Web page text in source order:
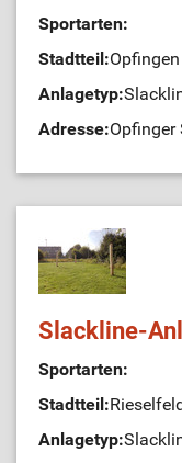
Sportarten:
Stadtteil:Opfingen
Anlagetyp:
Adresse:Opfinger
Slackline-
Sportarten:
Stadtteil:
Anlagetyp: